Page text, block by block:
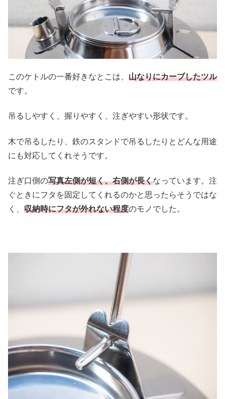
このケトルの一番好きなとこは、 山なりにカーブしたツル
です。
吊るしやすく、握りやすく、注ぎやすい形状です。
木で吊るしたり、鉄のスタンドで吊るしたりとどんな用途
にも対応してくれそうです。
注ぎ口側の写真左側が短く、右側が長くなっています。注
ぐときにフタを固定してくれるのかと思ったらそうではな
く、 収納時にフタが外れない程度のモノでした。